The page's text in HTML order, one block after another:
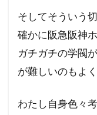
そしてそういう
確かに阪急阪神
ガチガチの学閥
が難しいのもよ
わたし自身色々